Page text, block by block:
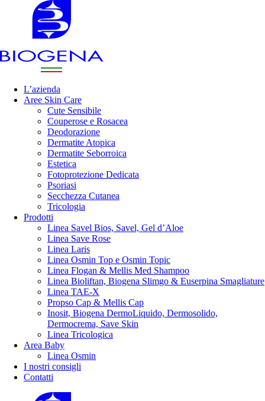
L’azienda
Aree Skin Care
Cute Sensibile
Couperose e Rosacea
Deodorazione
Dermatite Atopica
Dermatite Seborroica
Estetica
Fotoprotezione Dedicata
Psoriasi
Secchezza Cutanea
Tricologia
Prodotti
Linea Savel Bios, Savel, Gel d’Aloe
Linea Save Rose
Linea Laris
Linea Osmin Top e Osmin Topic
Linea Flogan & Mellis Med Shampoo
Linea Bioliftan, Biogena Slimgo & Euserpina Smagliature
Linea TAE-X
Propso Cap & Mellis Cap
Inosit, Biogena DermoLiquido, Dermosolido,
Dermocrema, Save Skin
Linea Tricologica
Area Baby
Linea Osmin
I nostri consigli
Contatti